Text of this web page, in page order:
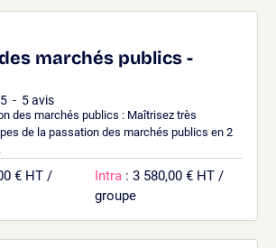
marchés publics -
5 - 5avis
des marchés publics : Maîtrisez très
de la passation des marchés publics en 2
€ HT /
Intra : 3 580,00 € HT /
groupe